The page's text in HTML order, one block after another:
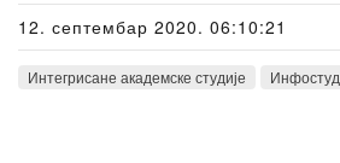
12. септембар 2020. 06:10:21
Интегрисане академске студије Инфостуд